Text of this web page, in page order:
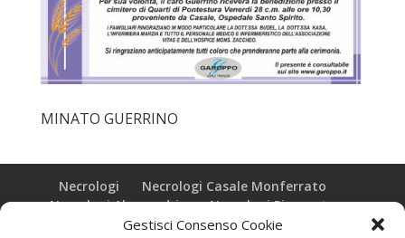
Gestisci Consenso Cookie
MINATO GUERRINO
Necrologi
Necrologi Casale Monferrato
Necrologi Alessandria
Necrologi Piemonte